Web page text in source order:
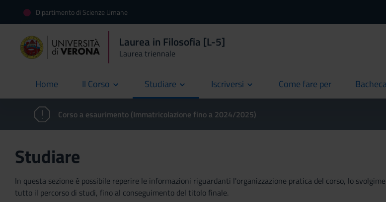
Dipartimento di Scienze Umane
Laurea in Filosofia [L-5]
Laurea triennale
Home
current Il Corso Studiare Iscriversi Come fare per
current current
Corso a esaurimento (Immatricolazione fino a 2024/2025)
Studiare
In questa sezione è possibile reperire le informazioni riguardanti l'organizzazione pratica del corso, lo
tutto il percorso di studi, fino al conseguimento del titolo finale.